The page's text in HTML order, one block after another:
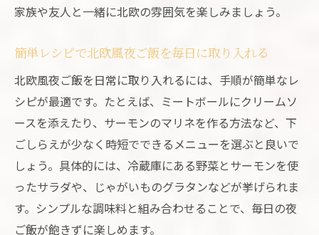
北欧料理サーモンで夜ご飯の食卓を彩る秘
旬のサーモンで楽しむ北欧風夜ご飯レシピ
集
北欧ごはんに合うサーモン料理の夜ご飯提
案
質素ながら満足感ある北欧の夜ご飯を楽しむ
質素でも満足できる北欧ごはんの夜ご飯術
北欧食事文化から学ぶ夜ご飯のシンプルな
家族や友人と一緒に北欧の雰囲気を楽しみましょう。
簡単レシピで北欧風夜ご飯を毎日に取り入れる
北欧風夜ご飯を日常に取り入れるには、手順が簡単なレ
シピが最適です。たとえば、ミートボールにクリームソ
ースを添えたり、サーモンのマリネを作る方法など、下
ごしらえが少なく時短でできるメニューを選ぶと良いで
しょう。具体的には、冷蔵庫にある野菜とサーモンを使
ったサラダや、じゃがいものグラタンなどが挙げられま
す。シンプルな調味料と組み合わせることで、毎日の夜
ご飯が飽きずに楽しめます。